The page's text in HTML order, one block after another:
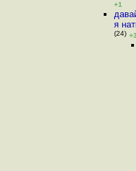
+1
я
(24) +3